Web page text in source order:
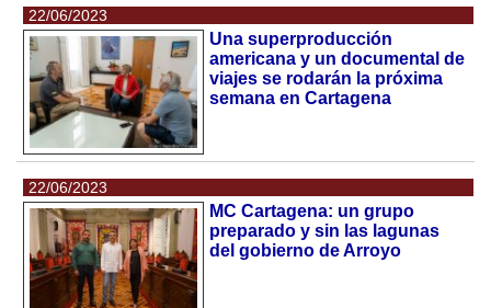
22/06/2023
Una superproducción
americana y un documental de
viajes se rodarán la próxima
semana en Cartagena
22/06/2023
MC Cartagena: un grupo
preparado y sin las lagunas
del gobierno de Arroyo